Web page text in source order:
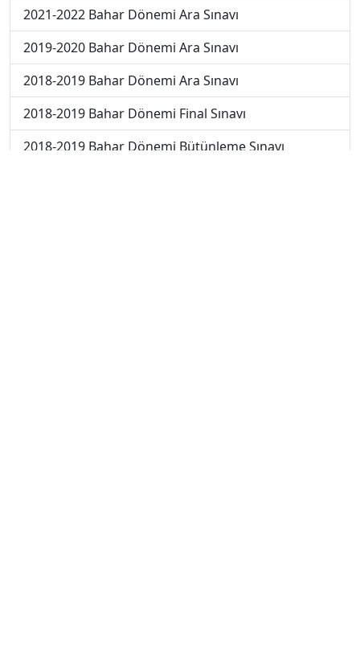
2021-2022 Bahar Dönemi Ara Sınavı
2019-2020 Bahar Dönemi Ara Sınavı
2018-2019 Bahar Dönemi Ara Sınavı
2018-2019 Bahar Dönemi Final Sınavı
2018-2019 Bahar Dönemi Bütünleme Sınavı